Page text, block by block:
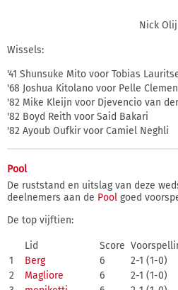
Nick Olij
Wissels:
'41 Shunsuke Mito voor Tobias
'68 Joshua Kitolano voor Pelle
'82 Mike Kleijn voor Djevencio van
'82 Boyd Reith voor Said Bakari
'82 Ayoub Oufkir voor Camiel Neghli
Pool
De ruststand en uitslag van deze
deelnemers aan de Pool goed
De top vijftien:
Lid Score
1
Berg 6
2-1 (1-0)
2
Magliore 6
2-1 (1-0)